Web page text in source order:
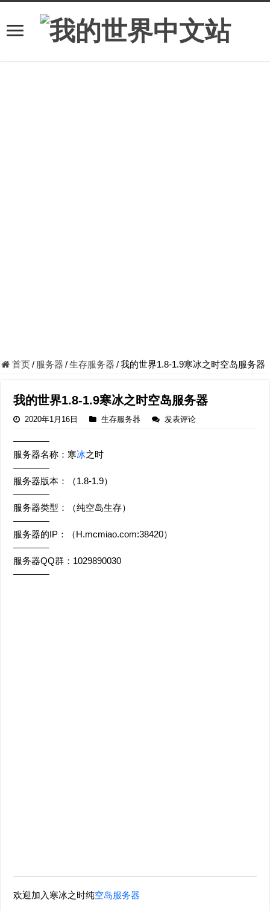
首页/ 服务器 /生存服务器 /我的世界1.8-1.9寒冰之时空岛服务器
我的世界1.8-1.9寒冰之时空岛服务器
2020年1月16日 生存服务器 发表评论
————
服务器名称：寒冰之时
————
服务器版本：（1.8-1.9）
————
服务器类型：（纯空岛生存）
————
服务器的IP：（H.mcmiao.com:38420）
————
服务器QQ群：1029890030
————
欢迎加入寒冰之时纯空岛服务器